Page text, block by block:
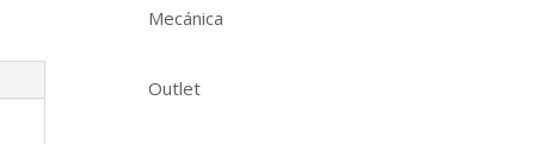
Mecánica
Outlet